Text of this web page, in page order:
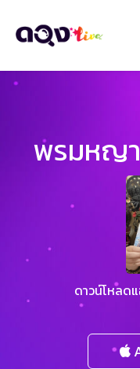
พรมหญ
ดาวน์โหลด